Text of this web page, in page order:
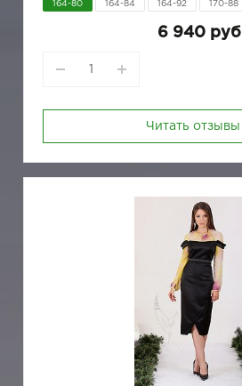
164-80 164-84 164-92 170-88
6 940 руб
Читать отзывы